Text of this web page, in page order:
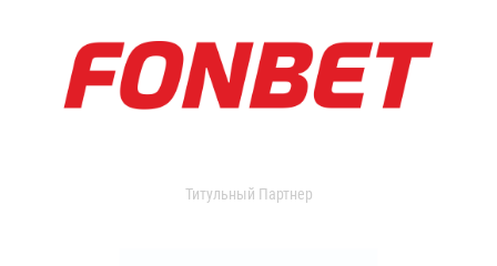
Титульный Партнер